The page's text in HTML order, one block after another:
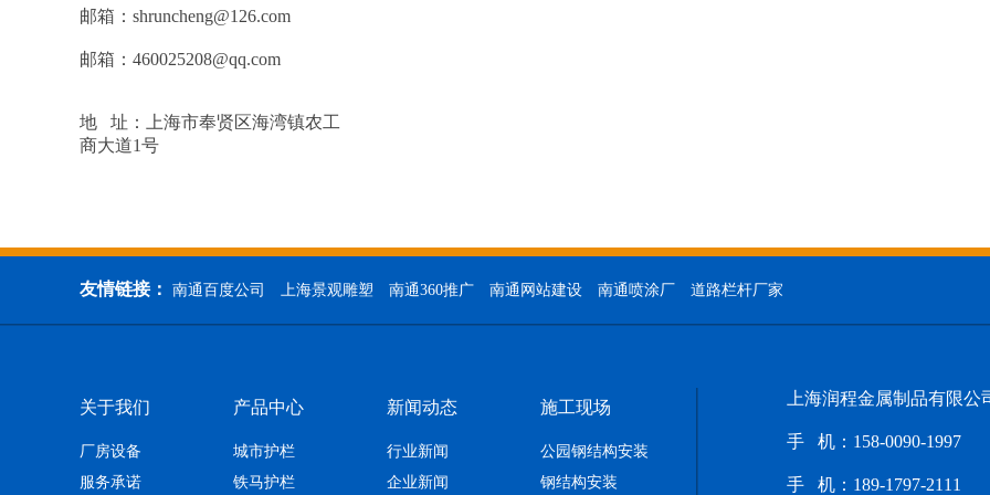
邮箱：shruncheng@126.com
邮箱：460025208@qq.com
地 址：上海市奉贤区海湾镇农工
商大道1号
友情链接： 南通百度公司 上海景观雕塑 南通360推广 南通网站建设 南通喷涂厂 道路栏杆厂家
关于我们
厂房设备
服务承诺
产品中心
城市护栏
铁马护栏
新闻动态
行业新闻
企业新闻
施工现场
公园钢结构安装
钢结构安装
上海润程金属制品有限公
手 机：158-0090-1997
手 机： 189-1797-2111